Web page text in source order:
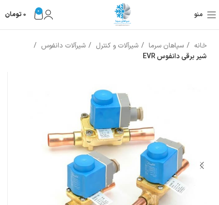
منو 0
0 تومان
خانه سپاهان سرما شیرآلات و کنترل
شیرآلات دانفوس
شیر برقی دانفوس EVR